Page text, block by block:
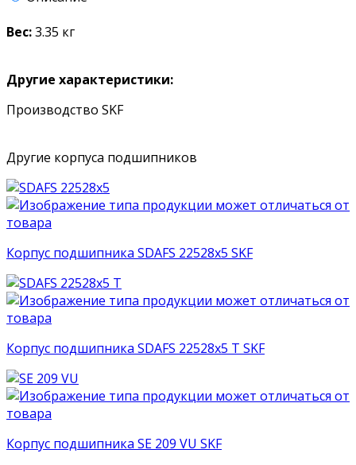
Вес:3.35 кг
Другие характеристики:
Производство SKF
Другие корпуса подшипников
Корпус подшипника SDAFS 22528x5 SKF
Корпус подшипника SDAFS 22528x5 T SKF
Корпус подшипника SE 209 VU SKF